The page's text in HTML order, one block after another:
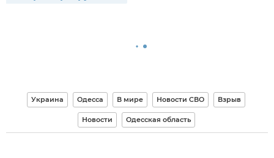
Украина Одесса В мире Новости СВО Взрыв
Новости Одесская область